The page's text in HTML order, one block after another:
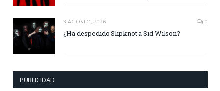
3 AGOSTO, 2026 0
¿Ha despedido Slipknot a Sid Wilson?
PUBLICIDAD